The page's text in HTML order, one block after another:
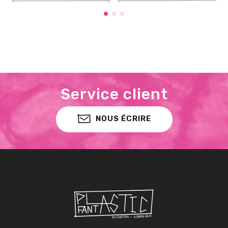
Service client
NOUS ÉCRIRE